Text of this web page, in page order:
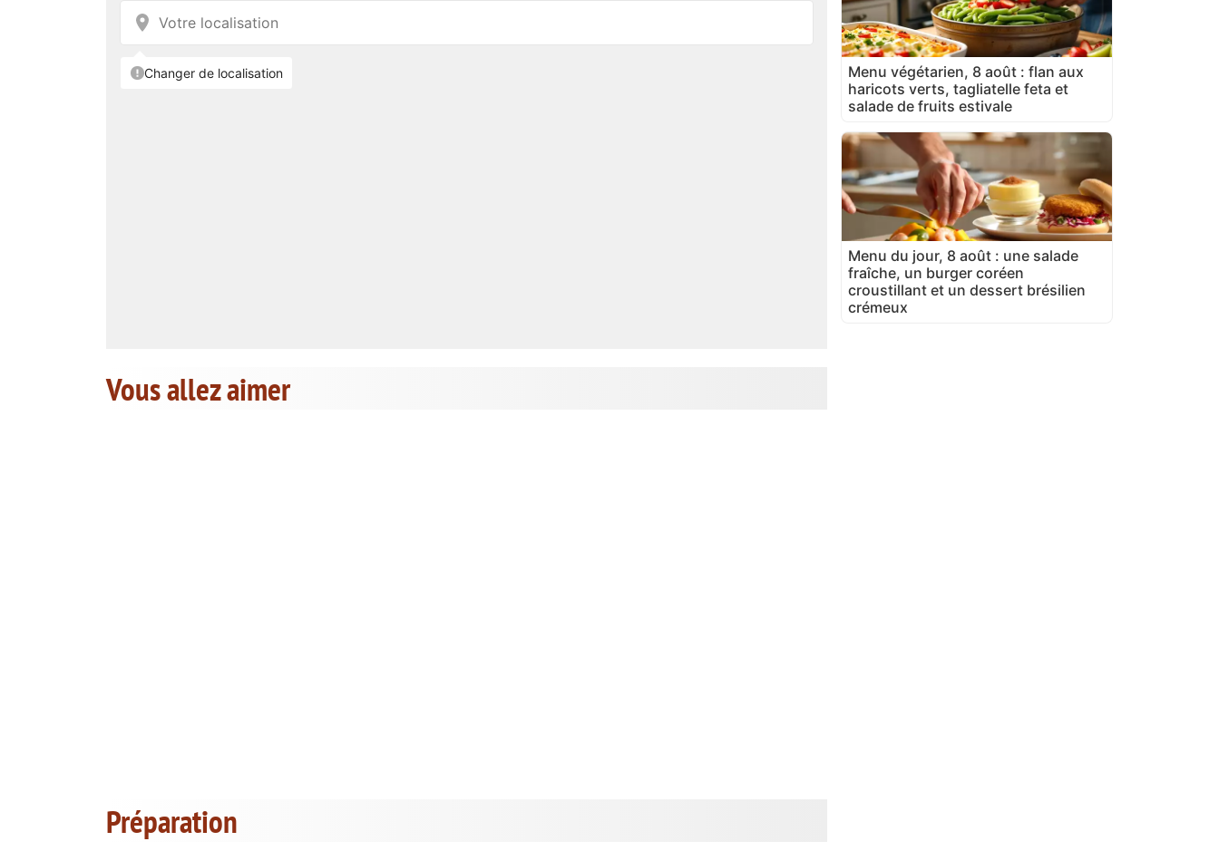
Vous allez aimer
Préparation
Menu végétarien, 8 août : flan aux
haricots verts, tagliatelle feta et
salade de fruits estivale
Menu du jour, 8 août : une salade
fraîche, un burger coréen
croustillant et un dessert brésilien
crémeux